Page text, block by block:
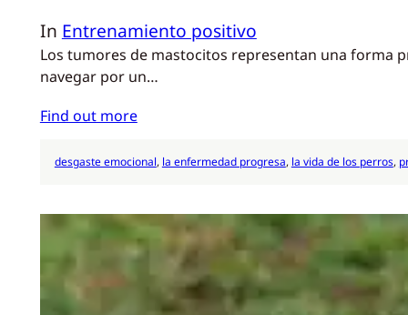
In Entrenamiento positivo
Los tumores de mastocitos representan una forma
navegar por un…
Find out more
desgaste emocional, la enfermedad progresa, la vida de los perros,